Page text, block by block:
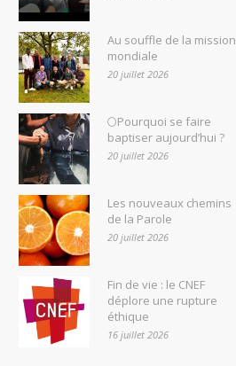
Au souffle de la mission
mondiale
20 juillet 2026
🌕Pourquoi se faire
baptiser aujourd’hui ?
20 juillet 2026
Les nouveaux chemins
de la Parole
20 juillet 2026
Fin de vie : le CNEF
déplore une rupture
éthique
16 juillet 2026